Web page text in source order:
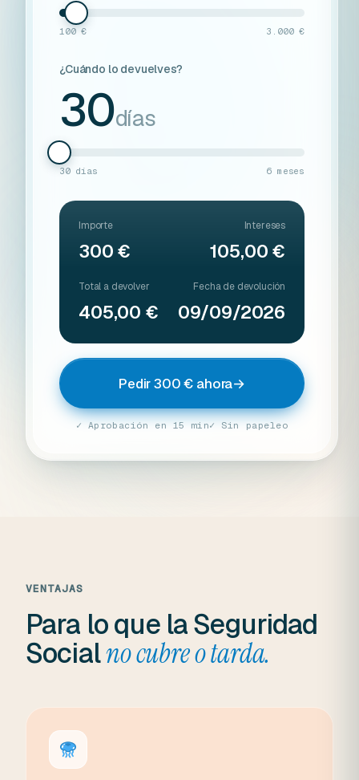
100 € 3.000 €
¿Cuándo lo devuelves?
30días
30 días 6 meses
Importe
300 €
Intereses
105,00 €
Total a devolver
405,00 €
Fecha de devolución
09/09/2026
Pedir 300 € ahora→
✓ Aprobación en 15 min✓ Sin papeleo
VENTAJAS
Para lo que la Seguridad
Socialno cubre o tarda.